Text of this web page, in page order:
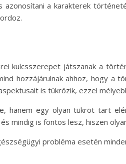
a karakterek
kulcsszerepet játszanak a
hozzájárulnak ahhoz, hogy a
is tükrözik, ezzel
hanem egy olyan tükröt tart
mindig is fontos lesz, hiszen
probléma esetén